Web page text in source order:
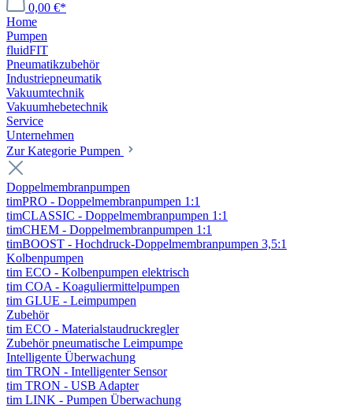
0,00 €*
Home
Pumpen
fluidFIT
Pneumatikzubehör
Industriepneumatik
Vakuumtechnik
Vakuumhebetechnik
Service
Unternehmen
Zur Kategorie Pumpen
Doppelmembranpumpen
timPRO - Doppelmembranpumpen 1:1
timCLASSIC - Doppelmembranpumpen 1:1
timCHEM - Doppelmembranpumpen 1:1
timBOOST - Hochdruck-Doppelmembranpumpen 3,5:1
Kolbenpumpen
tim ECO - Kolbenpumpen elektrisch
tim COA - Koaguliermittelpumpen
tim GLUE - Leimpumpen
Zubehör
tim ECO - Materialstaudruckregler
Zubehör pneumatische Leimpumpe
Intelligente Überwachung
tim TRON - Intelligenter Sensor
tim TRON - USB Adapter
tim LINK - Pumpen Überwachung